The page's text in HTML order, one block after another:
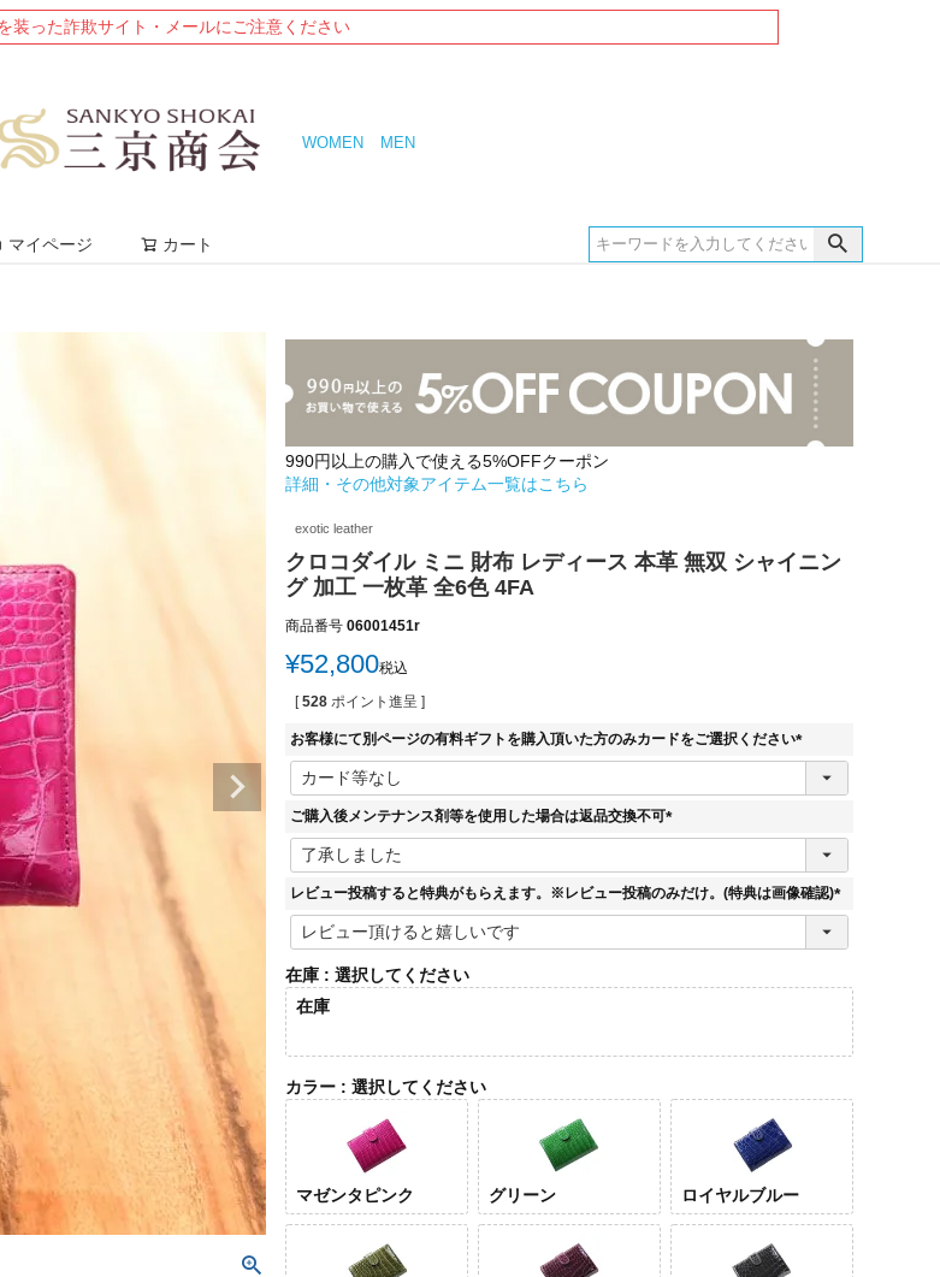
装った詐欺サイト・メールにご注意ください
WOMEN MEN
マイページ カート
990円以上の購入で使える5%OFFクーポン
詳細・その他対象アイテム一覧はこちら
exotic leather
クロコダイル ミニ 財布 レディース 本革 無双 シャイニン
グ 加工 一枚革 全6色 4FA
商品番号 06001451r
¥52,800税込
[ 528 ポイント進呈 ]
お客様にて別ページの有料ギフトを購入頂いた方のみカードをご選択ください
(
ご購入後メンテナンス剤等を使用した場合は返品交換不可
(
須
レビュー投稿すると特典がもらえます。※レビュー投稿のみだけ。(特典は画像確認)
(
)
在庫
選択してください
在庫
カラー 選択してください
マゼンタピンク グリーン ロイヤルブルー